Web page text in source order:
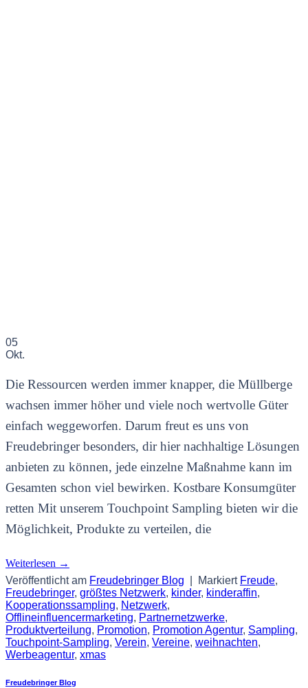
05
Okt.
Die Ressourcen werden immer knapper, die Müllberge
wachsen immer höher und viele noch wertvolle Güter
einfach weggeworfen. Darum freut es uns von
Freudebringer besonders, dir hier nachhaltige Lösungen
anbieten zu können, jede einzelne Maßnahme kann im
Gesamten schon viel bewirken. Kostbare Konsumgüter
retten Mit unserem Touchpoint Sampling bieten wir die
Möglichkeit, Produkte zu verteilen, die
Weiterlesen →
Veröffentlicht am Freudebringer Blog Markiert Freude,
Freudebringer, größtes Netzwerk, kinder, kinderaffin,
Kooperationssampling, Netzwerk,
Offlineinfluencermarketing, Partnernetzwerke,
Produktverteilung, Promotion, Promotion Agentur, Sampling,
Touchpoint-Sampling, Verein, Vereine, weihnachten,
Werbeagentur, xmas
Freudebringer Blog